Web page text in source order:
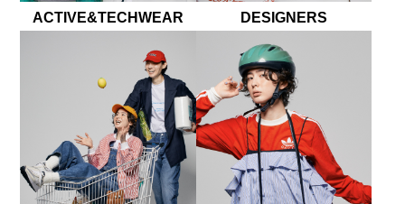
ACTIVE&TECHWEAR DESIGNERS